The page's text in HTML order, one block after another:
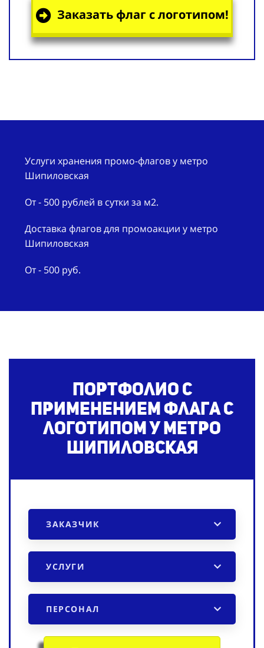
Заказать флаг с логотипом!
Услуги хранения промо-флагов у метро
Шипиловская
От - 500 рублей в сутки за м2.
Доставка флагов для промоакции у метро
Шипиловская
От - 500 руб.
Портфолио с
применением флага с
логотипому метро
Шипиловская
ЗАКАЗЧИК
УСЛУГИ
ПЕРСОНАЛ